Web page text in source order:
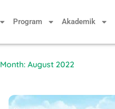
Program Akademik
Month: August 2022